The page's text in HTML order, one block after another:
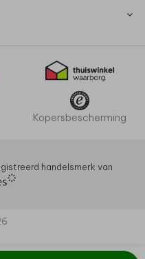
Kopersbescherming
handelsmerk van